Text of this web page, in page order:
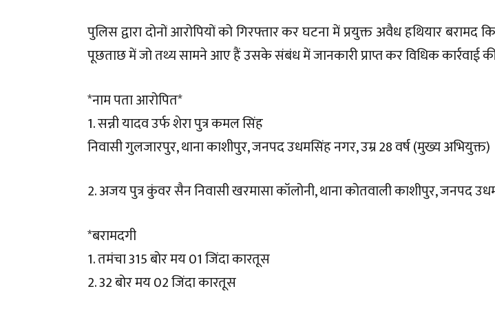
पुलिस द्वारा दोनों आरोपियों को गिरफ्तार कर घटना में प्रयुक्त अवैध हथियार बरामद
पूछताछ में जो तथ्य सामने आए हैं उसके संबंध में जानकारी प्राप्त कर विधिक कार्रवाई
*नाम पता आरोपित*
1. सन्नी यादव उर्फ शेरा पुत्र कमल सिंह
निवासी गुलजारपुर, थाना काशीपुर, जनपद उधमसिंह नगर, उम्र 28 वर्ष (मुख्य अभियुक्त)
2. अजय पुत्र कुंवर सैन निवासी खरमासा कॉलोनी, थाना कोतवाली काशीपुर, जनपद
*बरामदगी
1. तमंचा 315 बोर मय 01 जिंदा कारतूस
2. 32 बोर मय 02 जिंदा कारतूस